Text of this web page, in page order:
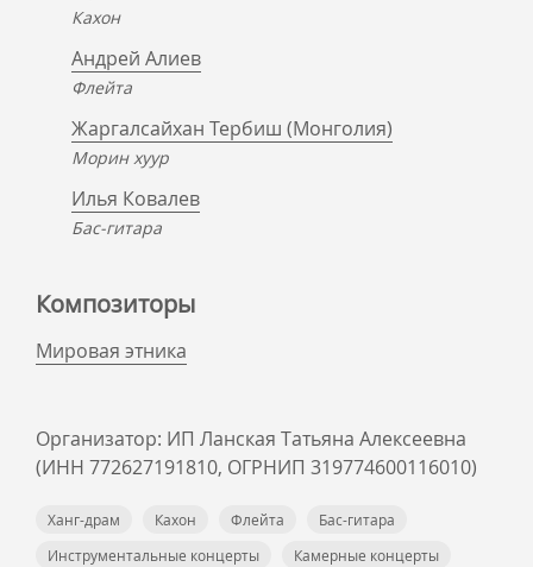
Кахон
Андрей Алиев
Флейта
Жаргалсайхан Тербиш (Монголия)
Морин хуур
Илья Ковалев
Бас-гитара
Композиторы
Мировая этника
Организатор: ИП Ланская Татьяна Алексеевна
(ИНН 772627191810, ОГРНИП 319774600116010)
Ханг-драм Кахон Флейта
Бас-гитара
Инструментальные концерты
Камерные концерты